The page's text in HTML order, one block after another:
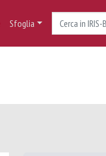
Sfoglia